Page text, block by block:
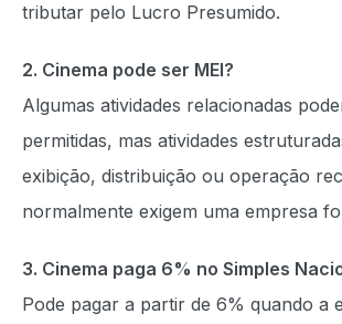
tributar pelo Lucro Presumido.
2. Cinema pode ser MEI?
Algumas atividades relacionadas
permitidas, mas atividades
exibição, distribuição ou operação
normalmente exigem uma empresa
3. Cinema paga 6% no Simples
Pode pagar a partir de 6% quando a